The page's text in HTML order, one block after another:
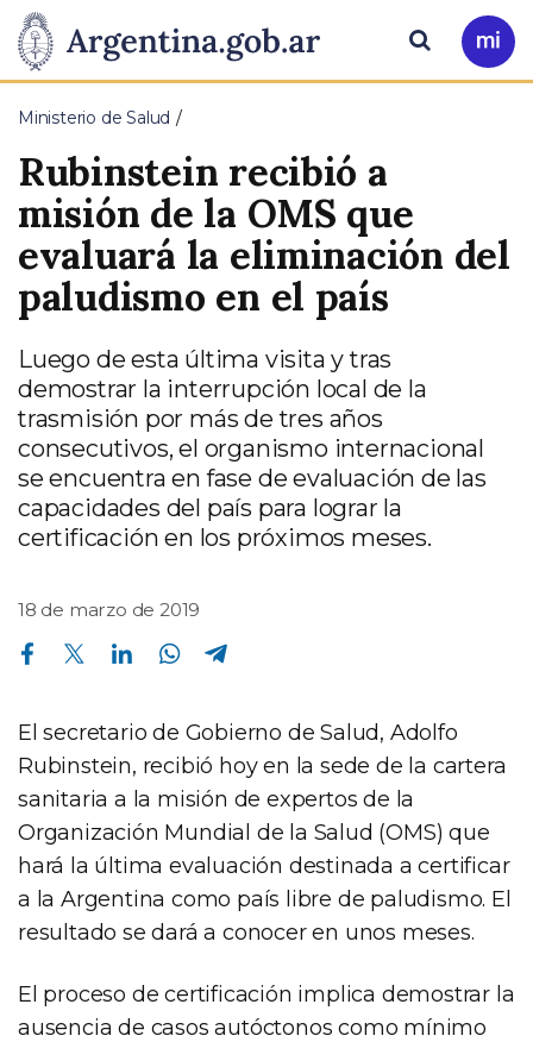
Presidencia
de
la
Nación
Pasar al contenido principal
Ir
a
Buscar
Ministerio de Salud
Rubinstein recibió a
misión de la OMS que
evaluará la eliminación del
paludismo en el país
Luego de esta última visita y tras
demostrar la interrupción local de la
trasmisión por más de tres años
consecutivos, el organismo internacional
se encuentra en fase de evaluación de las
capacidades del país para lograr la
certificación en los próximos meses.
18 de marzo de 2019
Compartir en Facebook Compartir en Twitter Compartir en Linkedin Compartir en Whatsapp
El secretario de Gobierno de Salud, Adolfo
Rubinstein, recibió hoy en la sede de la cartera
sanitaria a la misión de expertos de la
Organización Mundial de la Salud (OMS) que
hará la última evaluación destinada a certificar
a la Argentina como país libre de paludismo. El
resultado se dará a conocer en unos meses.
El proceso de certificación implica demostrar la
ausencia de casos autóctonos como mínimo